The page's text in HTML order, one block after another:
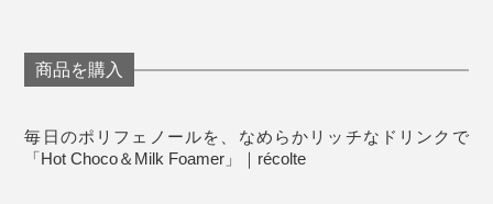
商品を購入
毎日のポリフェノールを、なめらかリッチなドリンクで
「Hot Choco＆Milk Foamer」｜récolte